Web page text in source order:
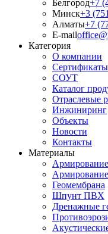
Белгород+7
Минск+3
Алматы+7
E-mail
Категория
О компании
Сертификаты
СОУТ
Каталог
Отраслевые
Инжиниринг
Объекты
Новости
Контакты
Материалы
Армирование
Геомембрана
Шпунт ПВХ
Дренажные